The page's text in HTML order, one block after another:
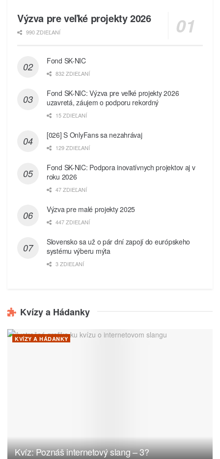
Výzva pre veľké projekty 2026
990 ZDIEĽANÍ
Fond SK-NIC
832 ZDIEĽANÍ
Fond SK-NIC: Výzva pre veľké projekty 2026
uzavretá, záujem o podporu rekordný
15 ZDIEĽANÍ
[026] S OnlyFans sa nezahrávaj
129 ZDIEĽANÍ
Fond SK-NIC: Podpora inovatívnych projektov aj v
roku 2026
47 ZDIEĽANÍ
Výzva pre malé projekty 2025
447 ZDIEĽANÍ
Slovensko sa už o pár dní zapojí do európskeho
systému výberu mýta
3 ZDIEĽANÍ
Kvízy a Hádanky
KVÍZY A HÁDANKY
Kvíz: Poznáš internetový slang – 3?